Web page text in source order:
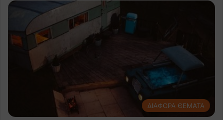
ΔΙΑΦΟΡΑ ΘΕΜΑΤΑ